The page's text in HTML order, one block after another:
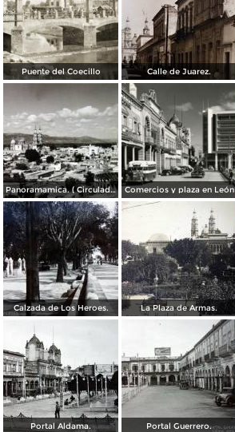
Puente del Coecillo Calle de Juarez.
Panoramamica. ( Circulada el 6 de Febrero de 1947 ). Comercios y plaza en León
Calzada de Los Heroes. La Plaza de Armas.
Portal Aldama. Portal Guerrero.